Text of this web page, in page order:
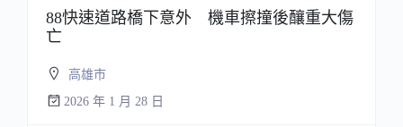
88快速道路橋下意外 機車擦撞後釀重大傷
亡
高雄市
2026 年 1 月 28 日